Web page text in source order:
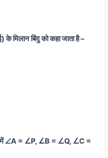
मिलान बिंदु को कहा जाता है –
में ∠A = ∠P, ∠B = ∠Q, ∠C =